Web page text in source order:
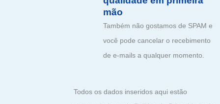
mão
Também não gostamos de SPAM e
você pode cancelar o recebimento
de e-mails a qualquer momento.
Todos os dados inseridos aqui estão